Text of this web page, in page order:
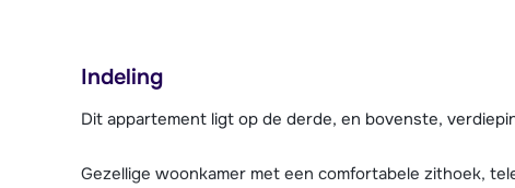
De chalet-appartementen van Les Cerfs beschikken
voor elektrische auto's tegen betaling van een lokaal
Indeling
Dit appartement ligt op de derde, en bovenste,
Gezellige woonkamer met een comfortabele zithoek,